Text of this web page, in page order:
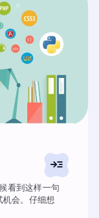
read_more
看到这样一句
机会。仔细想